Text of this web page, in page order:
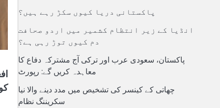
کو
پاکستانی دریا کیوں سکڑ رہے ہیں؟
انڈیا کے زیر انتظام کشمیر میں اردو صحافت
دم کیوں توڑ رہی ہے؟
پاکستان، سعودی عرب اور ترکی آج مشترکہ دفاع کا
معاہدہ کریں گے: رپورٹ
چھاتی کے کینسر کی تشخیص میں مدد دینے والا نیا
سکریننگ نظام